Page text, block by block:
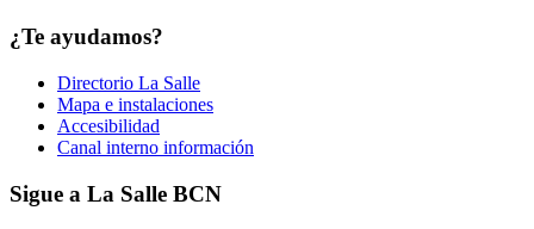
¿Te ayudamos?
Directorio La Salle
Mapa e instalaciones
Accesibilidad
Canal interno información
Sigue a La Salle BCN